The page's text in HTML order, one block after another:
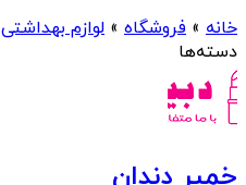
خانه » فروشگاه » لوازم بهداشتی
دسته‌ها
خمیر دندان